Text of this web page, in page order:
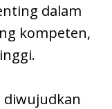
dalam
kompeten,